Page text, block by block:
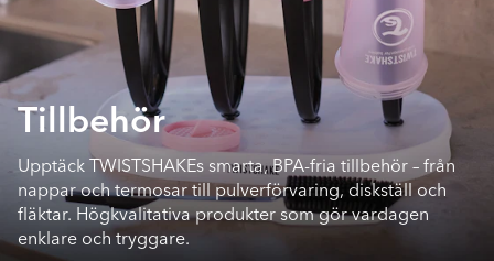
Tillbehör
Upptäck TWISTSHAKEs smarta, BPA-fria tillbehör – från
nappar och termosar till pulverförvaring, diskställ och
fläktar. Högkvalitativa produkter som gör vardagen
enklare och tryggare.